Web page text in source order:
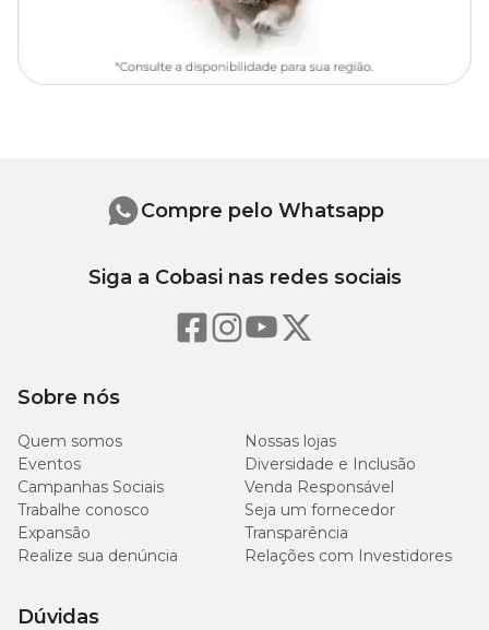
27 cm
48 cm 28 cm 87 L
Sobre nós
Quem somos
Nossas lojas
Eventos
Diversidade e Inclusão
Campanhas Sociais
Venda Responsável
Trabalhe conosco
Seja um fornecedor
Expansão
Transparência
Realize sua denúncia
Relações com Investidores
Dúvidas
Compre pelo Whatsapp
Siga a Cobasi nas redes sociais